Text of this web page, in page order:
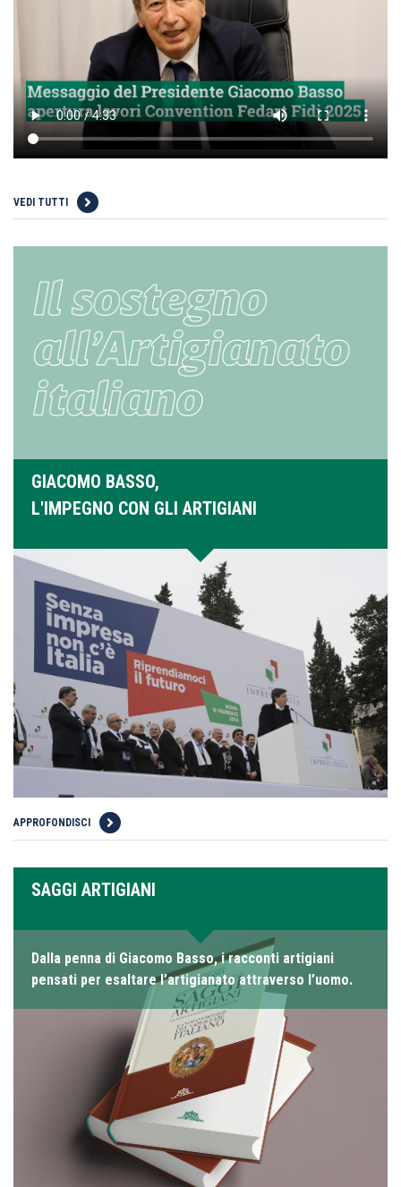
VEDI TUTTI
GIACOMO BASSO,
L'IMPEGNO CON GLI ARTIGIANI
APPROFONDISCI
SAGGI ARTIGIANI
Dalla penna di Giacomo Basso, i racconti artigiani
pensati per esaltare l’artigianato attraverso l’uomo.